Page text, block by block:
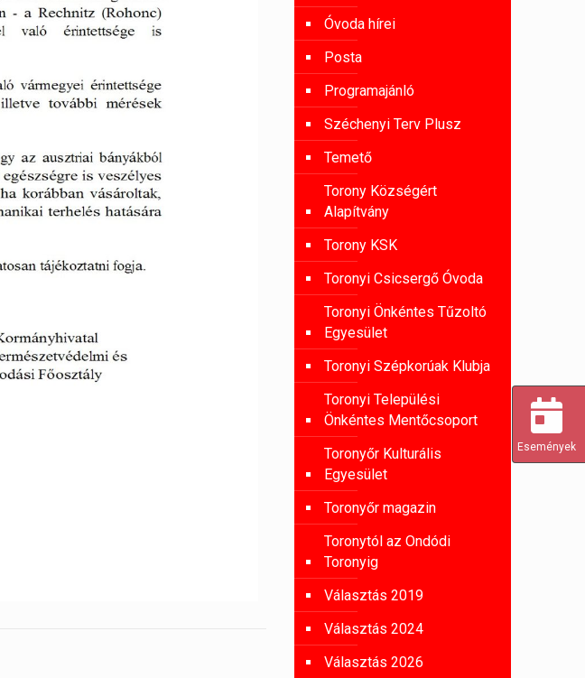
Óvoda hírei
Posta
Programajánló
Széchenyi Terv Plusz
Temető
Torony Községért
Alapítvány
Torony KSK
Toronyi Csicsergő Óvoda
Toronyi Önkéntes Tűzoltó
Egyesület
Toronyi Szépkorúak Klubja
Toronyi Települési
Önkéntes Mentőcsoport
Toronyőr Kulturális
Egyesület
Toronyőr magazin
Toronytól az Ondódi
Toronyig
Választás 2019
Választás 2024
Választás 2026
Események